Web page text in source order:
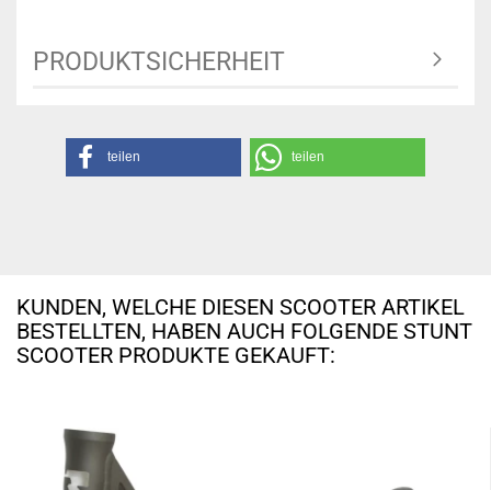
PRODUKTSICHERHEIT
teilen teilen
KUNDEN, WELCHE DIESEN SCOOTER ARTIKEL
BESTELLTEN, HABEN AUCH FOLGENDE STUNT
SCOOTER PRODUKTE GEKAUFT: